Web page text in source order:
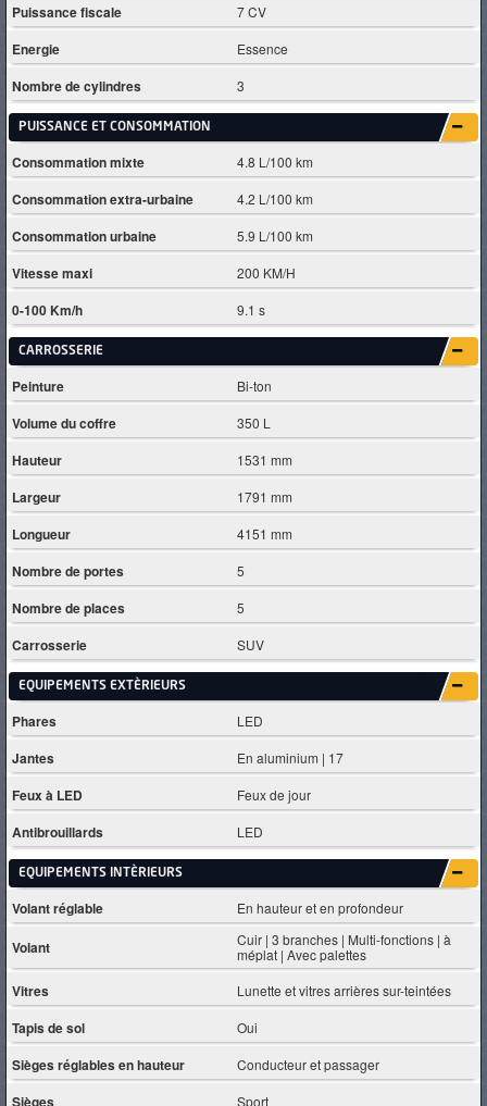
Puissance fiscale 7 CV
Energie Essence
Nombre de cylindres 3
PUISSANCE ET CONSOMMATION
Consommation mixte 4.8 L/100 km
Consommation extra-urbaine 4.2 L/100 km
Consommation urbaine 5.9 L/100 km
Vitesse maxi 200 KM/H
0-100 Km/h 9.1 s
CARROSSERIE
Peinture Bi-ton
Volume du coffre 350 L
Hauteur 1531 mm
Largeur 1791 mm
Longueur 4151 mm
Nombre de portes 5
Nombre de places 5
Carrosserie SUV
EQUIPEMENTS EXTÈRIEURS
Phares LED
Jantes En aluminium | 17
Feux à LED Feux de jour
Antibrouillards LED
EQUIPEMENTS INTÈRIEURS
Volant réglable En hauteur et en profondeur
Volant
Cuir | 3 branches | Multi-fonctions | à
méplat | Avec palettes
Vitres Lunette et vitres arrières sur-teintées
Tapis de sol Oui
Sièges réglables en hauteur Conducteur et passager
Sièges Sport